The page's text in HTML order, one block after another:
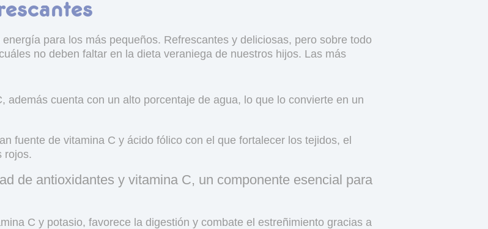
para los más pequeños. Refrescantes y deliciosas, pero sobre todo
no deben faltar en la dieta veraniega de nuestros hijos. Las más
además cuenta con un alto porcentaje de agua, lo que lo convierte en un
fuente de vitamina C y ácido fólico con el que fortalecer los tejidos, el
rojos.
de antioxidantes y vitamina C, un componente esencial para
C y potasio, favorece la digestión y combate el estreñimiento gracias a